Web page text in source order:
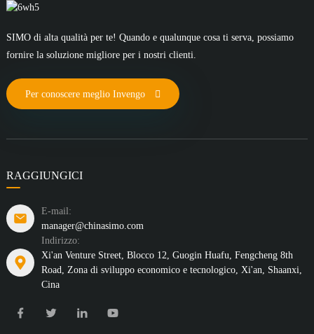
SIMO di alta qualità per te! Quando e qualunque cosa ti serva, possiamo
fornire la soluzione migliore per i nostri clienti.
Per conoscere meglio Invengo
RAGGIUNGICI
E-mail:
manager@chinasimo.com
Indirizzo:
Xi'an Venture Street, Blocco 12, Guogin Huafu, Fengcheng 8th
Road, Zona di sviluppo economico e tecnologico, Xi'an, Shaanxi,
Cina